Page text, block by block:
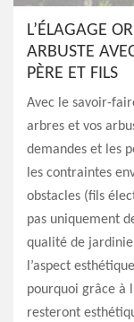
L’ÉLAGAGE
ARBUSTE
PÈRE ET FILS
Avec le savoir-
arbres et vos
demandes et les
les contraintes
obstacles (fils
pas uniquement
qualité de
l’aspect
pourquoi grâce à
resteront